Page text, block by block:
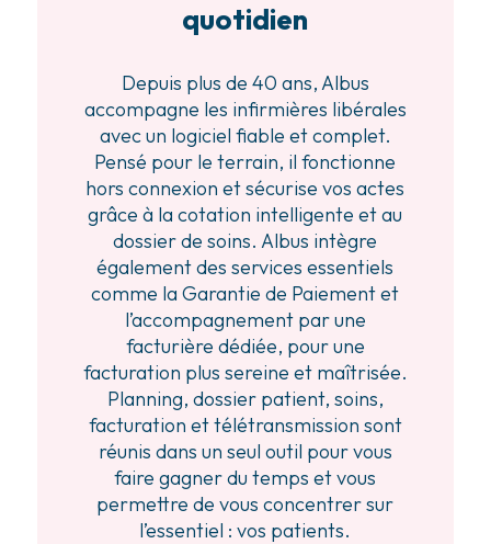
quotidien
Depuis plus de 40 ans, Albus
accompagne les infirmières libérales
avec un logiciel fiable et complet.
Pensé pour le terrain, il fonctionne
hors connexion et sécurise vos actes
grâce à la cotation intelligente et au
dossier de soins. Albus intègre
également des services essentiels
comme la Garantie de Paiement et
l’accompagnement par une
facturière dédiée, pour une
facturation plus sereine et maîtrisée.
Planning, dossier patient, soins,
facturation et télétransmission sont
réunis dans un seul outil pour vous
faire gagner du temps et vous
permettre de vous concentrer sur
l’essentiel : vos patients.